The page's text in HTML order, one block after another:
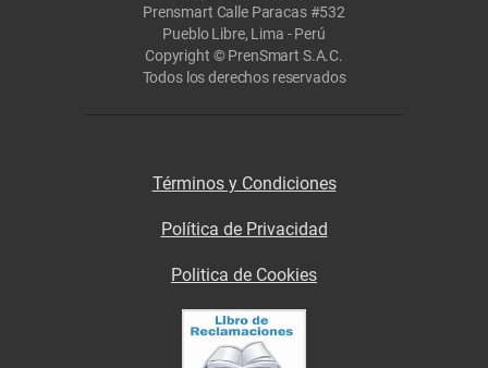
Prensmart Calle Paracas #532
Pueblo Libre, Lima - Perú
Copyright © PrenSmart S.A.C.
Todos los derechos reservados
Términos y Condiciones
Política de Privacidad
Politica de Cookies